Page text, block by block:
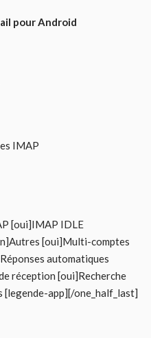
pour Android
IMAP
[oui]IMAP IDLE
[oui]Multi-comptes
automatiques
réception [oui]Recherche
app][/one_half_last]